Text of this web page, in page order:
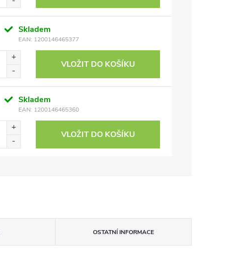
Skladem
EAN: 1200146465377
VLOŽIT DO KOŠÍKU
Skladem
EAN: 1200146465360
VLOŽIT DO KOŠÍKU
OSTATNÍ INFORMACE